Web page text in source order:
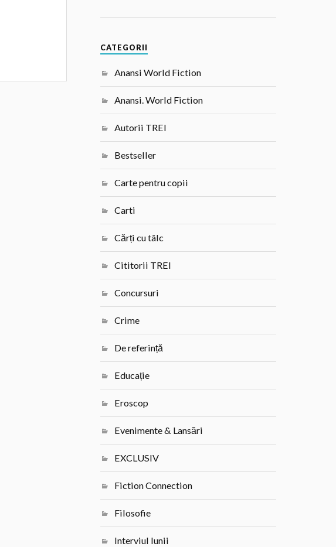
CATEGORII
Anansi World Fiction
Anansi. World Fiction
Autorii TREI
Bestseller
Carte pentru copii
Carti
Cărți cu tâlc
Cititorii TREI
Concursuri
Crime
De referință
Educație
Eroscop
Evenimente & Lansări
EXCLUSIV
Fiction Connection
Filosofie
Interviul lunii